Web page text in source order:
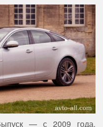
— с 2009 года.